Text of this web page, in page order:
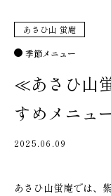
あさひ山 蛍庵
季節メニュー
≪あさひ山
すめメニュ
2025.06.09
あさひ山蛍庵では、